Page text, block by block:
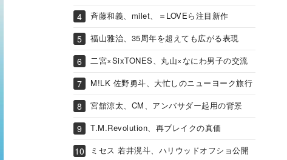
斉藤和義、milet、＝LOVEら注目新作
福山雅治、35周年を超えても広がる表現
二宮×SixTONES、丸山×なにわ男子の交流
M!LK 佐野勇斗、大忙しのニューヨーク旅行
宮舘涼太、CM、アンバサダー起用の背景
T.M.Revolution、再ブレイクの真価
ミセス 若井滉斗、ハリウッドオフショ公開